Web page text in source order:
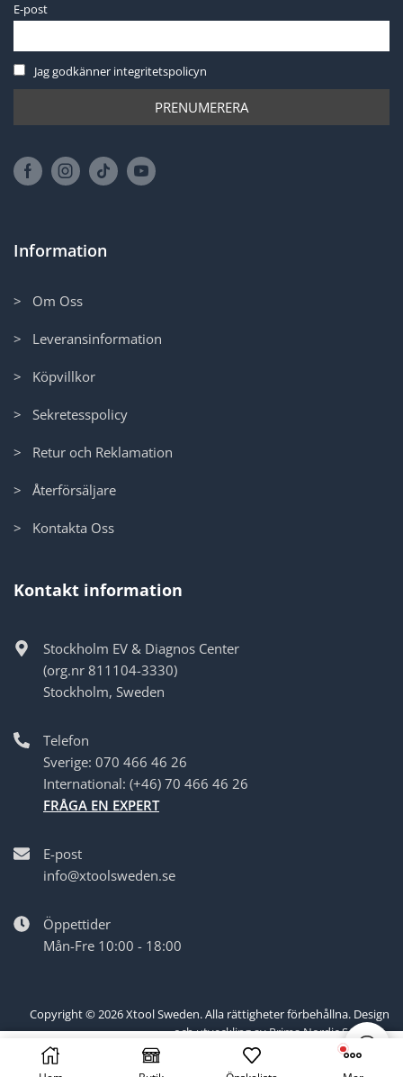
E-post
Jag godkänner integritetspolicyn
Information
> Om Oss
> Leveransinformation
> Köpvillkor
> Sekretesspolicy
> Retur och Reklamation
> Återförsäljare
> Kontakta Oss
Kontakt information
Stockholm EV & Diagnos Center
(org.nr 811104-3330)
Stockholm, Sweden
Telefon
Sverige: 070 466 46 26
International: (+46) 70 466 46 26
FRÅGA EN EXPERT
E-post
info@xtoolsweden.se
Öppettider
Mån-Fre 10:00 - 18:00
Copyright ©2026Xtool Sweden. Alla rättigheter förbehållna. Design
och utveckling avPrima Nordic Solution.
LÄGG TILL I VARUKORG